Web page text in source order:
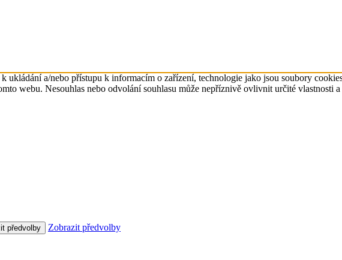
ukládání a/nebo přístupu k informacím o zařízení, technologie jako jsou soubory
webu. Nesouhlas nebo odvolání souhlasu může nepříznivě ovlivnit určité vlastnosti
předvolby Zobrazit předvolby